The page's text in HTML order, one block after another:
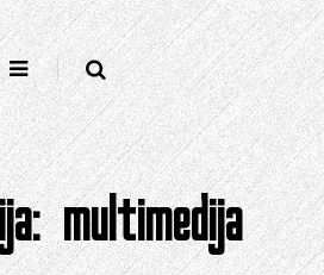
multimedija